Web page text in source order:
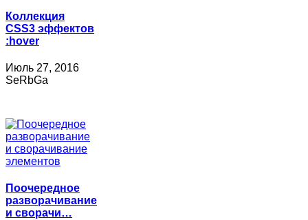
Коллекция
CSS3 эффектов
:hover
Июль 27, 2016
SeRbGa
Поочередное
разворачивание
и сворачи…